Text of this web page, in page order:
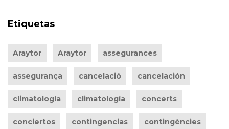
Etiquetas
Araytor Araytor assegurances
assegurança cancelació cancelación
climatología climatología concerts
conciertos contingencias contingències